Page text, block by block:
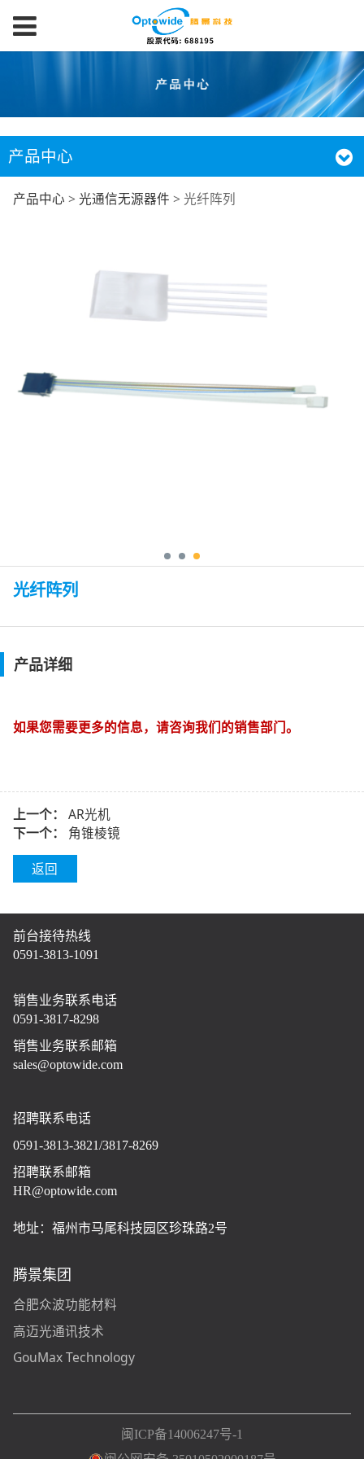
产品中心
光纤阵列
产品中心 > 光通信无源器件 > 光纤阵列
光纤阵列
产品详细
如果您需要更多的信息，请咨询我们的销售部门。
上一个： AR光机
下一个： 角锥棱镜
返回
前台接待热线
0591-3813-1091
销售业务联系电话
0591-3817-8298
销售业务联系邮箱
sales@optowide.com
招聘联系电话
0591-3813-3821/3817-8269
招聘联系邮箱
HR@optowide.com
地址：福州市马尾科技园区珍珠路2号
腾景集团
合肥众波功能材料
高迈光通讯技术
GouMax Technology
闽ICP备14006247号-1